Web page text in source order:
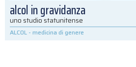
alcol in gravidanza
uno studio statunitense
ALCOL - medicina di genere